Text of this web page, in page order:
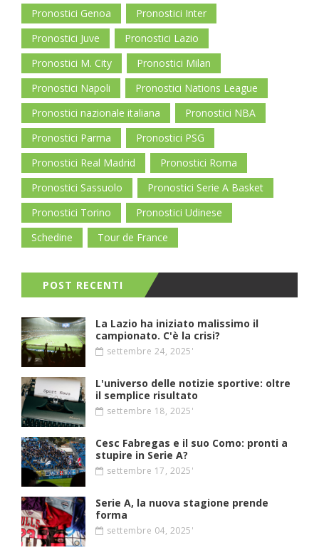
Pronostici Genoa
Pronostici Inter
Pronostici Juve
Pronostici Lazio
Pronostici M. City
Pronostici Milan
Pronostici Napoli
Pronostici Nations League
Pronostici nazionale italiana
Pronostici NBA
Pronostici Parma
Pronostici PSG
Pronostici Real Madrid
Pronostici Roma
Pronostici Sassuolo
Pronostici Serie A Basket
Pronostici Torino
Pronostici Udinese
Schedine
Tour de France
POST RECENTI
La Lazio ha iniziato malissimo il
campionato. C'è la crisi?
settembre 24, 2025'
L'universo delle notizie sportive: oltre
il semplice risultato
settembre 18, 2025'
Cesc Fabregas e il suo Como: pronti a
stupire in Serie A?
settembre 17, 2025'
Serie A, la nuova stagione prende
forma
settembre 04, 2025'